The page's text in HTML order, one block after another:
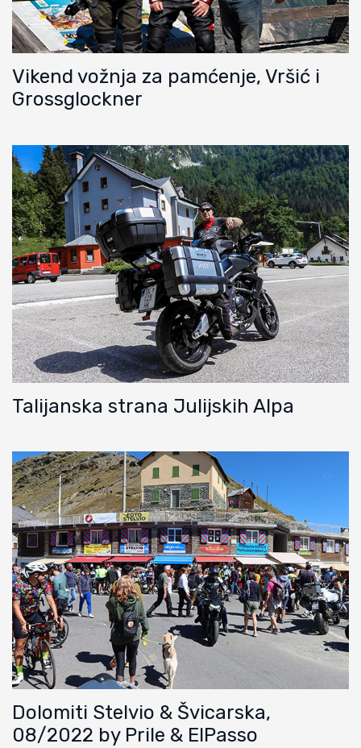
Vikend vožnja za pamćenje, Vršić i
Grossglockner
Talijanska strana Julijskih Alpa
Dolomiti Stelvio & Švicarska,
08/2022 by Prile & ElPasso